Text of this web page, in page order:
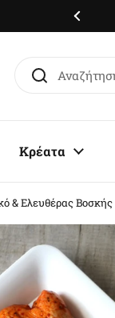
Κρέατα
& Ελευθέρας Βοσκής